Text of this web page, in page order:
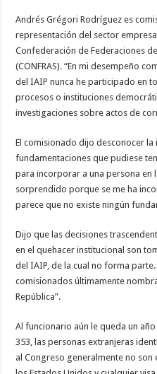
Andrés Grégori Rodríguez es
representación del sector
Confederación de Federaciones
(CONFRAS). “En mi desempeño
del IAIP nunca he participado en
procesos o instituciones
investigaciones sobre actos de
El comisionado dijo desconocer
fundamentaciones que pudiese
para incorporar a una persona en
sorprendido porque se me ha
parece que no existe ningún
Dijo que las decisiones
en el quehacer institucional son
del IAIP, de la cual no forma
comisionados últimamente
República”.
Al funcionario aún le queda un
353, las personas extranjeras
al Congreso generalmente no son